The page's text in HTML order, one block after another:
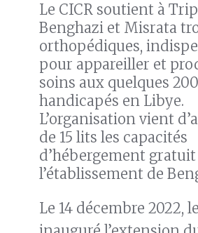
Le CICR soutient à
Benghazi et Misrata
orthopédiques,
pour appareiller et
soins aux quelques
handicapés en Libye.
L’organisation vient
de 15 lits les capacités
d’hébergement gratuit
l’établissement de
Le 14 décembre 2022,